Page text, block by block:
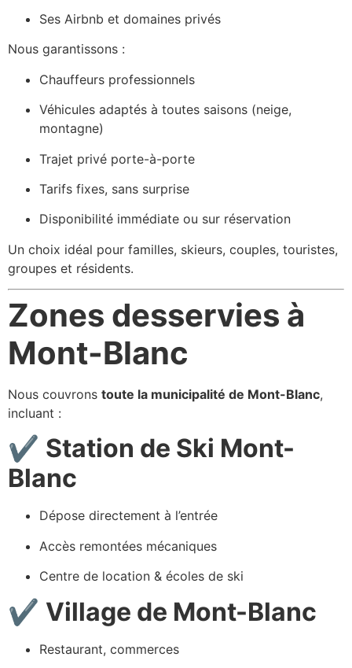
Ses Airbnb et domaines privés
Nous garantissons :
Chauffeurs professionnels
Véhicules adaptés à toutes saisons (neige,
montagne)
Trajet privé porte-à-porte
Tarifs fixes, sans surprise
Disponibilité immédiate ou sur réservation
Un choix idéal pour familles, skieurs, couples, touristes,
groupes et résidents.
Zones desservies à
Mont-Blanc
Nous couvrons toute la municipalité de Mont-Blanc,
incluant :
✔ Station de Ski Mont-
Blanc
Dépose directement à l’entrée
Accès remontées mécaniques
Centre de location & écoles de ski
✔ Village de Mont-Blanc
Restaurant, commerces